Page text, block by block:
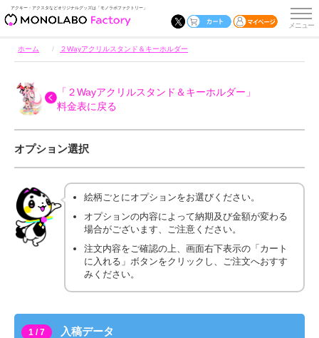
アクキー・アクスタなどオリジナルグッズは「モノラボファクトリー」
ホーム ２Wayアクリルスタンド＆キーホルダー
「２Wayアクリルスタンド＆キーホルダー」
料金表に戻る
オプション選択
絵柄ごとにオプションをお選びください。
オプションの内容によって納期及び金額が変わる
場合がございます、ご注意ください。
注文内容をご確認の上、画面右下表示の「カート
に入れる」ボタンをクリックし、ご注文へおすす
みください。
1 / 7 入稿データ